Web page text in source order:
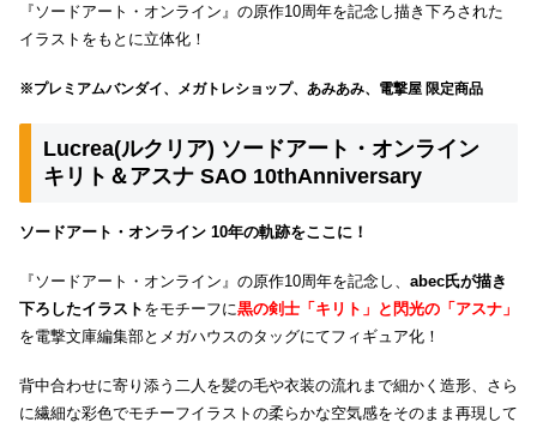
『ソードアート・オンライン』の原作10周年を記念し描き下ろされた
イラストをもとに立体化！
※プレミアムバンダイ、メガトレショップ、あみあみ、電撃屋 限定商品
Lucrea(ルクリア) ソードアート・オンライン
キリト＆アスナ SAO 10thAnniversary
ソードアート・オンライン 10年の軌跡をここに！
『ソードアート・オンライン』の原作10周年を記念し、 abec氏が描き
下ろしたイラスト をモチーフに黒の剣士「キリト」と閃光の「アスナ」
を電撃文庫編集部とメガハウスのタッグにてフィギュア化！
背中合わせに寄り添う二人を髪の毛や衣装の流れまで細かく造形、さら
に繊細な彩色でモチーフイラストの柔らかな空気感をそのまま再現して